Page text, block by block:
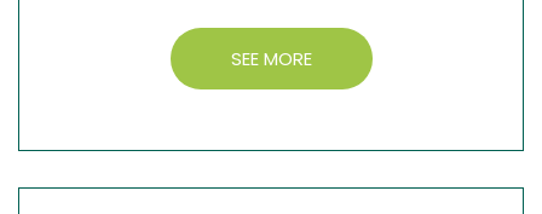
SEE MORE